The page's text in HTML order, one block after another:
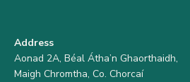
Address
Aonad 2A, Béal Átha’n Ghaorthaidh,
Maigh Chromtha, Co. Chorcaí